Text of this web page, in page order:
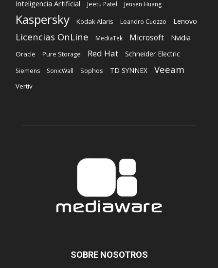
Inteligencia Artificial Jeetu Patel Jensen Huang
Kaspersky Kodak Alaris Leandro Cuozzo Lenovo
Licencias OnLine MediaTek Microsoft Nvidia
Oracle Pure Storage Red Hat Schneider Electric
Siemens SonicWall Sophos TD SYNNEX Veeam
Vertiv
SOBRE NOSOTROS